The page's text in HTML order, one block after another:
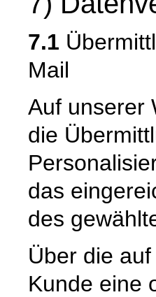
7.1
Mail
Auf unserer
die
das
des
Über die
Kunde eine